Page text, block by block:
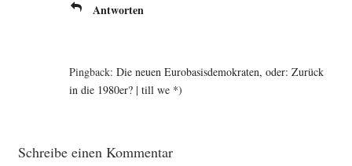
Antworten
Pingback: Die neuen Eurobasisdemokraten, oder: Zurück
in die 1980er? | till we *)
Schreibe einen Kommentar